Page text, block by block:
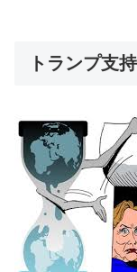
トランプ支